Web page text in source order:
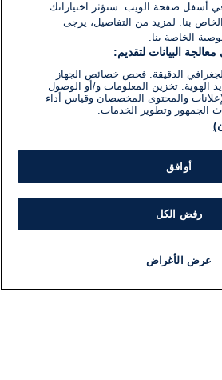
في أسفل صفحة الويب. ستؤثر اختياراتك
بنا. لمزيد من التفاصيل، يرجى
الخاصة بنا.
البيانات لتقديم:
الدقيقة. فحص خصائص الجهاز
تخزين المعلومات و/أو الوصول
والمحتوى المخصصان وقياس أداء
الجمهور وتطوير الخدمات.
أوافق
رفض الكل
عرض الأغراض